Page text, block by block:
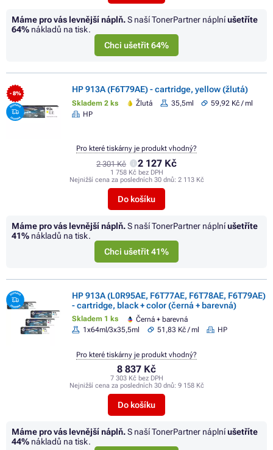
Máme pro vás levnější náplň.S naší TonerPartner náplníušetříte
64% nákladů na tisk.
Chci ušetřit 64%
- 8% HP 913A (F6T79AE) - cartridge, yellow (žlutá)
Skladem 2 ks Žlutá 35,5ml
59,92 Kč / ml
HP
2 301 Kč 2 127 Kč
1 758 Kč bez DPH
Nejnižší cena za posledních 30 dnů: 2 113 Kč
Do košíku
Pro které tiskárny je produkt vhodný?
Máme pro vás levnější náplň.S naší TonerPartner náplníušetříte
41% nákladů na tisk.
Chci ušetřit 41%
HP 913A (L0R95AE, F6T77AE, F6T78AE, F6T79AE)
- cartridge, black + color (černá + barevná)
Skladem 1 ks
Černá + barevná
1x64ml/3x35,5ml
51,83 Kč / ml HP
8 837 Kč
7 303 Kč bez DPH
Nejnižší cena za posledních 30 dnů: 9 158 Kč
Do košíku
Pro které tiskárny je produkt vhodný?
Máme pro vás levnější náplň.S naší TonerPartner náplníušetříte
44% nákladů na tisk.